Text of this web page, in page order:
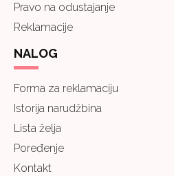
Pravo na odustajanje
Reklamacije
NALOG
Forma za reklamaciju
Istorija narudžbina
Lista želja
Poređenje
Kontakt